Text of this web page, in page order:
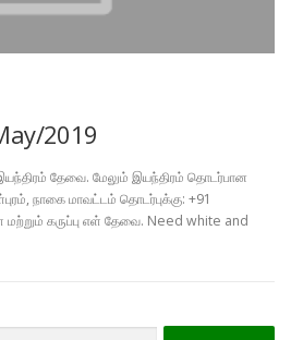
2019
தேவை. மேலும் இயந்திரம் தொடர்பான
நாகை மாவட்டம் தொடர்புக்கு: +91
கருப்பு எள் தேவை. Need white and